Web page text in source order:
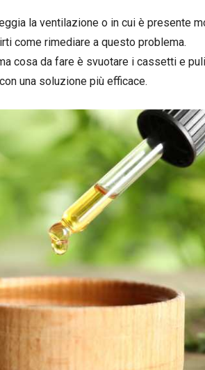
la ventilazione o in cui è presente
come rimediare a questo problema.
cosa da fare è svuotare i cassetti e
una soluzione più efficace.